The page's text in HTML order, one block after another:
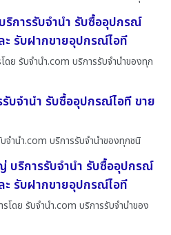
การรับจำนำ รับซื้ออุปกรณ์
ะ รับฝากขายอุปกรณ์ไอที
ดย รับจํานํา.com บริการรับจำนำของทุก
บจำนำ รับซื้ออุปกรณ์ไอที ขาย
จํานํา.com บริการรับจำนำของทุกชนิ
บริการรับจำนำ รับซื้ออุปกรณ์
ะ รับฝากขายอุปกรณ์ไอที
โดย รับจํานํา.com บริการรับจำนำของ